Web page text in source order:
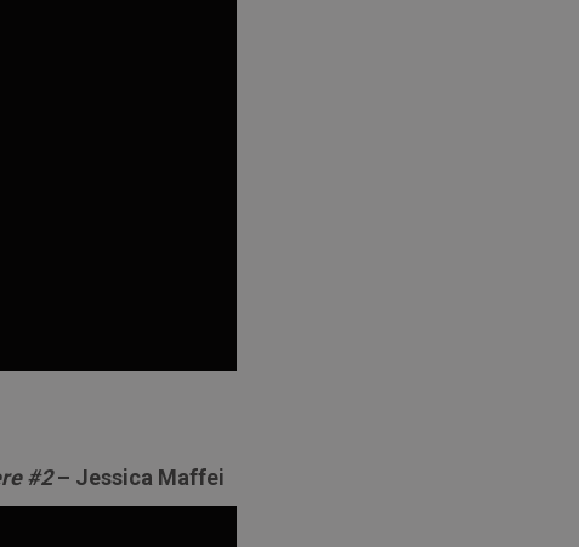
#2– Jessica Maffei